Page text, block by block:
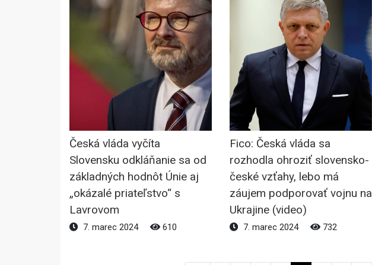
Česká vláda vyčíta
Slovensku odkláňanie sa od
základných hodnôt Únie aj
„okázalé priateľstvo“ s
Lavrovom
7. marec 2024 610
Fico: Česká vláda sa
rozhodla ohroziť slovensko-
české vzťahy, lebo má
záujem podporovať vojnu na
Ukrajine (video)
7. marec 2024 732